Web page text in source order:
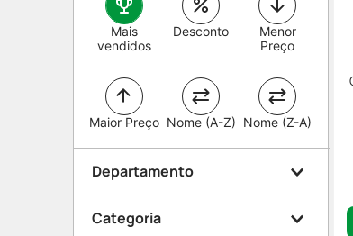
Mais
vendidos
Desconto
Maior Preço
Menor
Preço
Nome (A-Z) Nome (Z-A)
Departamento
Categoria